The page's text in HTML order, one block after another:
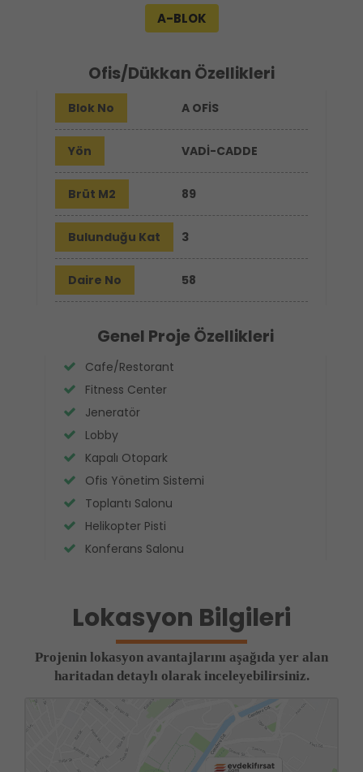
A-BLOK
Ofis/Dükkan Özellikleri
Blok No A OFİS
Yön VADİ-CADDE
Brüt M2 89
Bulunduğu Kat 3
Daire No 58
Genel Proje Özellikleri
Cafe/Restorant
Fitness Center
Jeneratör
Lobby
Kapalı Otopark
Ofis Yönetim Sistemi
Toplantı Salonu
Helikopter Pisti
Konferans Salonu
Lokasyon Bilgileri
Projenin lokasyon avantajlarını aşağıda yer alan
haritadan detaylı olarak inceleyebilirsiniz.